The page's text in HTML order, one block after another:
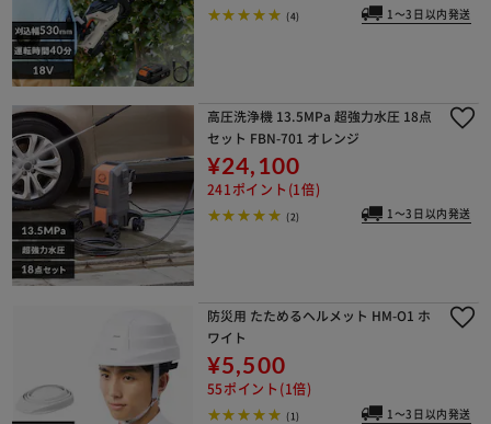
(4) 1～3日以内発送
高圧洗浄機 13.5MPa 超強力水圧 18点
セット FBN-701 オレンジ
¥24,100
241ポイント(1倍)
(2) 1～3日以内発送
防災用 たためるヘルメット HM-O1 ホ
ワイト
¥5,500
55ポイント(1倍)
(1) 1～3日以内発送